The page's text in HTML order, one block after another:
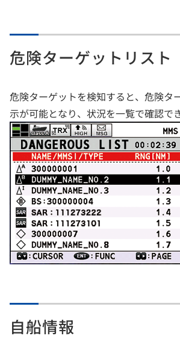
危険ターゲットリスト
危険ターゲットを検知すると、危険タ
示が可能となり、状況を一覧で確認で
自船情報